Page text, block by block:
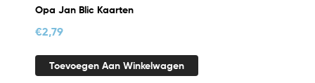
Opa Jan Blic Kaarten
€2,79
Toevoegen Aan Winkelwagen